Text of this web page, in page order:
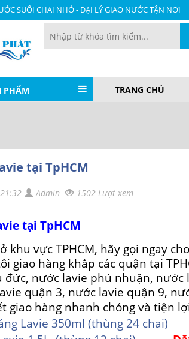
SUỐI CHAI NHỎ - ĐẠI LÝ GIAO NƯỚC TẬN NƠI
PHẨM TRANG CHỦ
tại TpHCM
Admin 1502 Lượt xem
tại TpHCM
vực TPHCM, hãy gọi ngay
giao hàng khắp các quận tại
nước lavie phú nhuận,
quận 3, nước lavie quận 9,
giao hàng nhanh chóng và tiện
Lavie 350ml (thùng 24 chai)